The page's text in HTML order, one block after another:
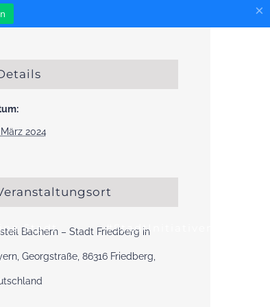
×
Stadt #StadtInitiativen
2024
Bachern – Stadt Friedberg in
Georgstraße, 86316 Friedberg,